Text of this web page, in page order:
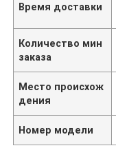
Время доставки
Количество мин
заказа
Место происхож
дения
Номер модели